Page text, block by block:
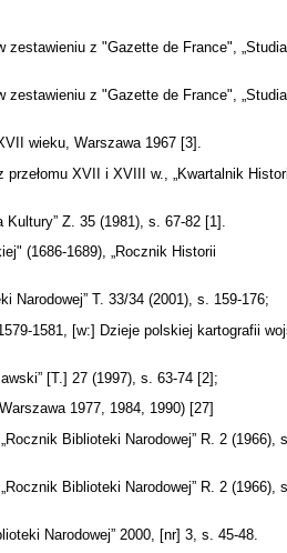
z "Gazette de France", „Studia
z "Gazette de France", „Studia
wieku, Warszawa 1967 [3].
XVII i XVIII w., „Kwartalnik
Z. 35 (1981), s. 67-82 [1].
(1686-1689), „Rocznik Historii
Narodowej” T. 33/34 (2001), s. 159-176;
1581, [w:] Dzieje polskiej kartografii
[T.] 27 (1997), s. 63-74 [2];
1977, 1984, 1990) [27]
Biblioteki Narodowej” R. 2 (1966),
Biblioteki Narodowej” R. 2 (1966),
Narodowej” 2000, [nr] 3, s. 45-48.